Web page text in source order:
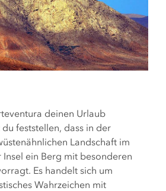
deinen Urlaub
feststellen, dass in der
Landschaft im
ein Berg mit besonderen
Es handelt sich um
Wahrzeichen mit